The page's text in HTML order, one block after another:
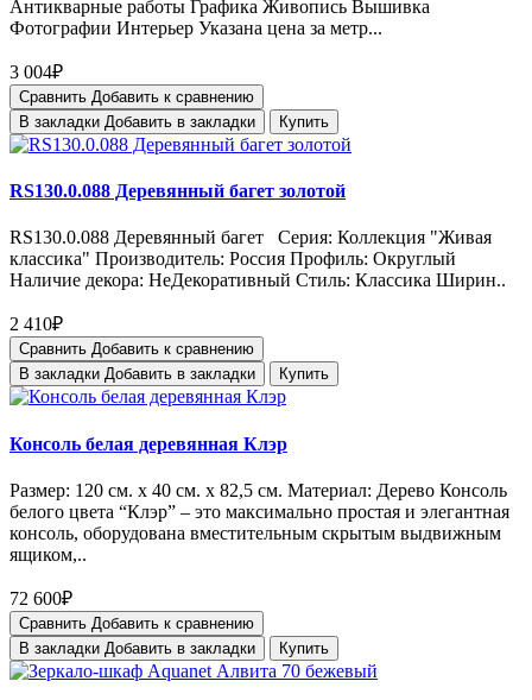
Антикварные работы Графика Живопись Вышивка
Фотографии Интерьер Указана цена за метр...
3 004₽
Сравнить Добавить к сравнению
В закладки Добавить в закладки Купить
RS130.0.088 Деревянный багет золотой
RS130.0.088 Деревянный багет Серия: Коллекция "Живая
классика" Производитель: Россия Профиль: Округлый
Наличие декора: НеДекоративный Стиль: Классика Ширин..
2 410₽
Сравнить Добавить к сравнению
В закладки Добавить в закладки Купить
Консоль белая деревянная Клэр
Размер: 120 см. х 40 см. х 82,5 см. Материал: Дерево Консоль
белого цвета “Клэр” – это максимально простая и элегантная
консоль, оборудована вместительным скрытым выдвижным
ящиком,..
72 600₽
Сравнить Добавить к сравнению
В закладки Добавить в закладки Купить